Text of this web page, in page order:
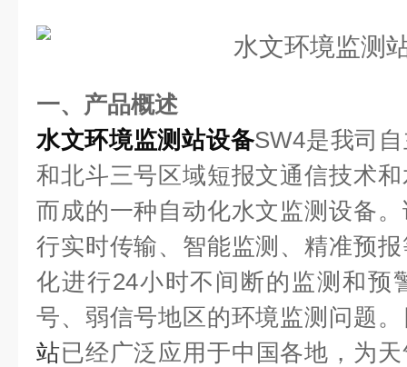
一、产品概述
水文环境监测站设备SW4是我司
和北斗三号区域短报文通信技术
而成的一种自动化水文监测设备
行实时传输、智能监测、精准预
化进行24小时不间断的监测和预
号、弱信号地区的环境监测问题
站已经广泛应用于中国各地，为